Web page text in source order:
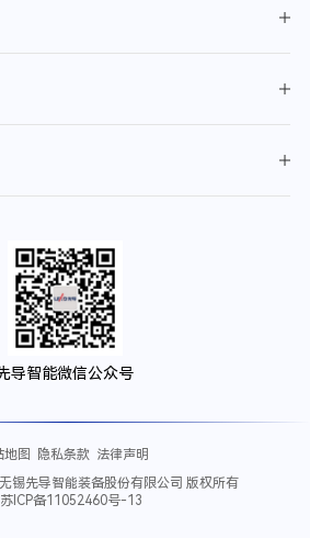
导智能微信公众号
地图 隐私条款 法律声明
先导智能装备股份有限公司 版权所有
苏ICP备11052460号-13